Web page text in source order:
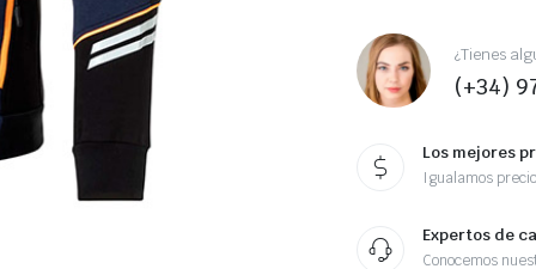
¿Tienes
(+34)
Los mejores
Igualamos
Expertos de
Conocemos